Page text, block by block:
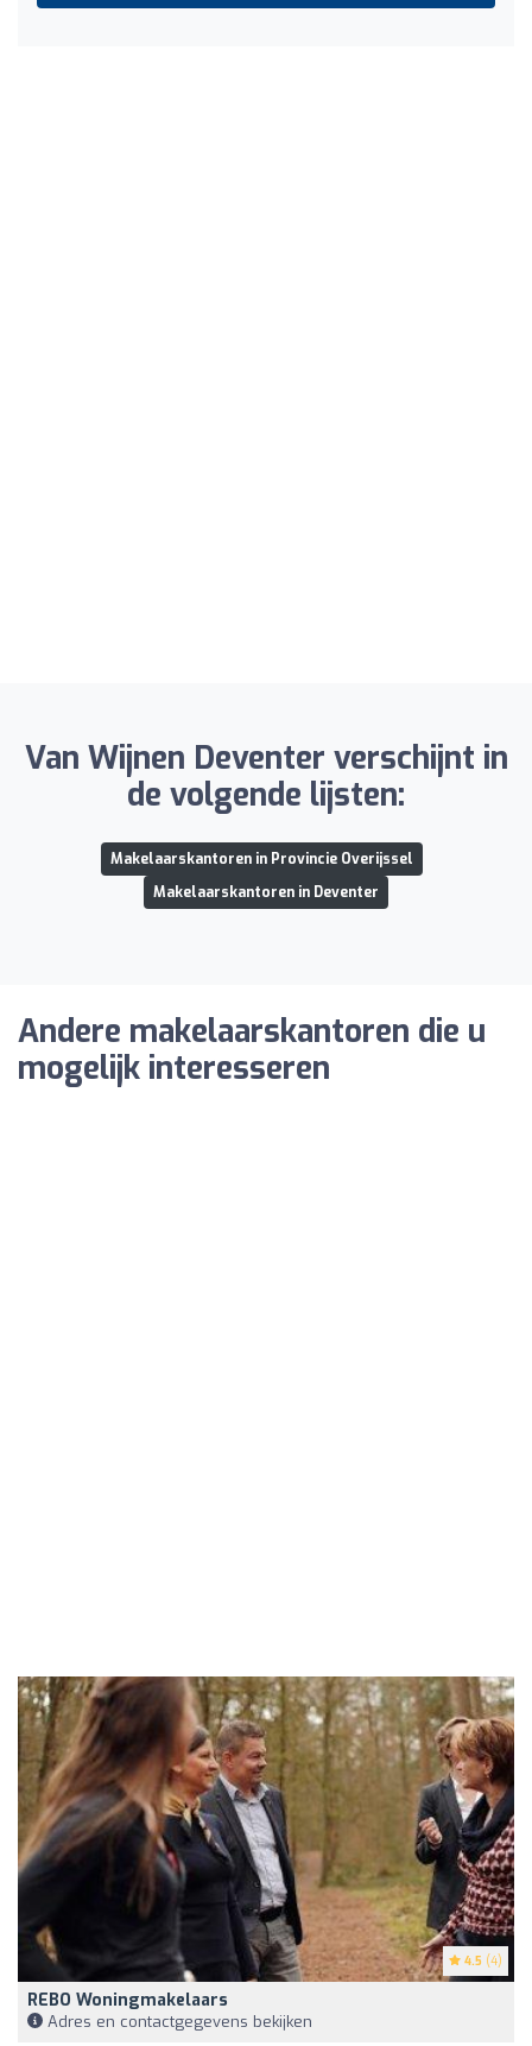
Van Wijnen Deventer verschijnt in
de volgende lijsten:
Makelaarskantoren in Provincie Overijssel
Makelaarskantoren in Deventer
Andere makelaarskantoren die u
mogelijk interesseren
4.5 (4)
REBO Woningmakelaars
Adres en contactgegevens bekijken